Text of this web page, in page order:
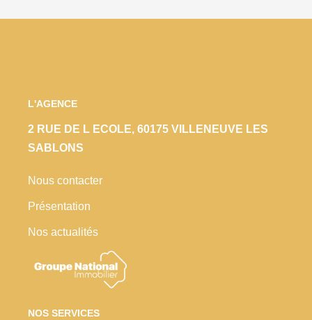
L'AGENCE
2 RUE DE L ECOLE, 60175 VILLENEUVE LES
SABLONS
Nous contacter
Présentation
Nos actualités
NOS SERVICES